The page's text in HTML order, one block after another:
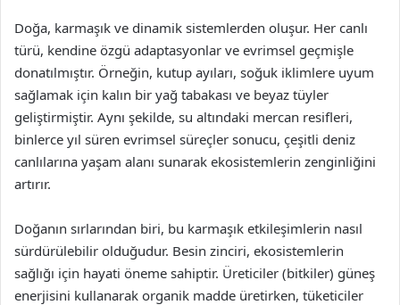
Doğa, karmaşık ve dinamik sistemlerden oluşur. Her canlı
türü, kendine özgü adaptasyonlar ve evrimsel geçmişle
donatılmıştır. Örneğin, kutup ayıları, soğuk iklimlere uyum
sağlamak için kalın bir yağ tabakası ve beyaz tüyler
geliştirmiştir. Aynı şekilde, su altındaki mercan resifleri,
binlerce yıl süren evrimsel süreçler sonucu, çeşitli deniz
canlılarına yaşam alanı sunarak ekosistemlerin zenginliğini
artırır.
Doğanın sırlarından biri, bu karmaşık etkileşimlerin nasıl
sürdürülebilir olduğudur. Besin zinciri, ekosistemlerin
sağlığı için hayati öneme sahiptir. Üreticiler (bitkiler) güneş
enerjisini kullanarak organik madde üretirken, tüketiciler